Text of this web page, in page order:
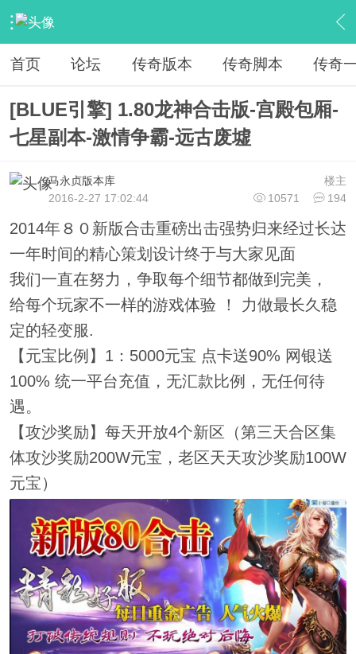
› 传奇服务端区 › 传奇版本下载 › 内容
首页 论坛 传奇版本 传奇脚本 传奇
[BLUE引擎] 1.80龙神合击版-宫殿包厢-
七星副本-激情争霸-远古废墟
楼主
马永贞版本库
10571
194
2016-2-27 17:02:44
2014年８０新版合击重磅出击强势归来经过长达
一年时间的精心策划设计终于与大家见面
我们一直在努力，争取每个细节都做到完美，
给每个玩家不一样的游戏体验 ！ 力做最长久稳
定的轻变服.
【元宝比例】1：5000元宝 点卡送90% 网银送
100% 统一平台充值，无汇款比例，无任何待
遇。
【攻沙奖励】每天开放4个新区（第三天合区集
体攻沙奖励200W元宝，老区天天攻沙奖励100W
元宝）